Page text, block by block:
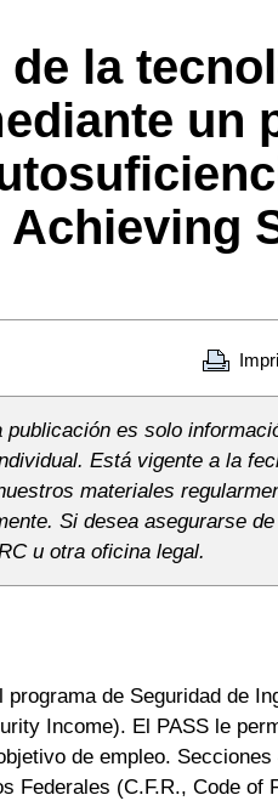
la
un
Achieving
publicación es solo
Está vigente a la
materiales
Si desea asegurarse
u otra oficina legal.
de Seguridad de
Income). El PASS le
de empleo. Secciones
Federales (C.F.R., Code of